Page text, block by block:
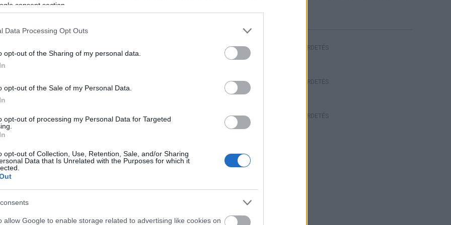
consent section.
Data Processing Opt Outs
opt-out of the Sharing of my personal data.
opt-out of the Sale of my Personal Data.
opt-out of processing my Personal Data for Targeted
opt-out of Collection, Use, Retention, Sale, and/or Sharing
Data that Is Unrelated with the Purposes for which it
allow Google to enable storage related to advertising like cookies on
Új gyalogosátkelők és jelzőlámpás
Másfélszeresére bővítik
be a Flórián téri felüljárón
árnyékában?
HIRDETÉS
HIRDETÉS
HIRDETÉS